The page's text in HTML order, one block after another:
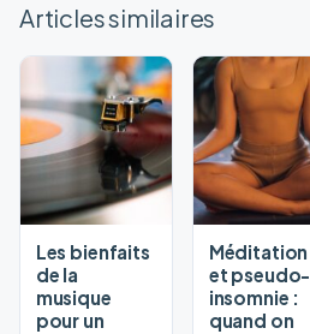
Articles similaires
Les bienfaits
de la
musique
pour un
Méditation
et pseudo-
insomnie :
quand on